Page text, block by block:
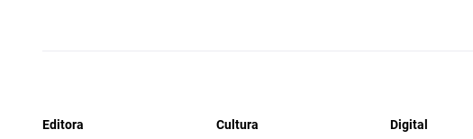
Editora
Cultura
Digital